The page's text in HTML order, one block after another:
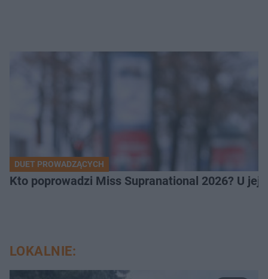
DUET PROWADZĄCYCH
Kto poprowadzi Miss Supranational 2026? U jej
LOKALNIE: